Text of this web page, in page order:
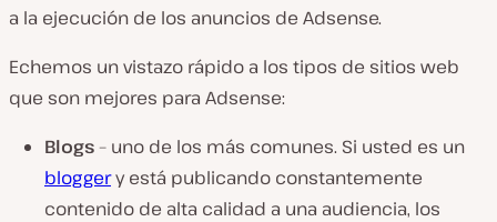
a la ejecución de los anuncios de Adsense.
Echemos un vistazo rápido a los tipos de sitios web
que son mejores para Adsense:
Blogs– uno de los más comunes. Si usted es un
bloggery está publicando constantemente
contenido de alta calidad a una audiencia, los